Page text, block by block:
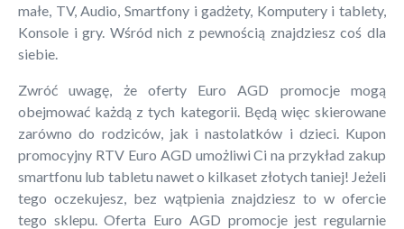
małe, TV, Audio, Smartfony i gadżety, Komputery i tablety,
Konsole i gry. Wśród nich z pewnością znajdziesz coś dla
siebie.
Zwróć uwagę, że oferty Euro AGD promocje mogą
obejmować każdą z tych kategorii. Będą więc skierowane
zarówno do rodziców, jak i nastolatków i dzieci. Kupon
promocyjny RTV Euro AGD umożliwi Ci na przykład zakup
smartfonu lub tabletu nawet o kilkaset złotych taniej! Jeżeli
tego oczekujesz, bez wątpienia znajdziesz to w ofercie
tego sklepu. Oferta Euro AGD promocje jest regularnie